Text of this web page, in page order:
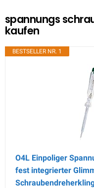
spannungs
kaufen
BESTSELLER NR. 1
O4L Einpoliger
fest integrierter